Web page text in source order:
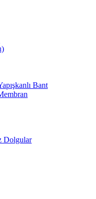
Bant
Dolgular